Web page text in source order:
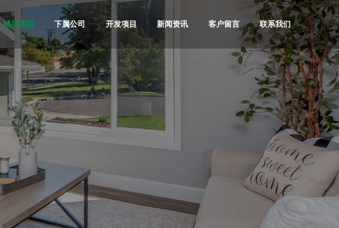
精品项目 下属公司 开发项目 新闻资讯 客户留言 联系我们